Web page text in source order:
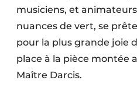
musiciens, et
nuances de vert, se
pour la plus grande joie
place à la pièce montée
Maître Darcis.